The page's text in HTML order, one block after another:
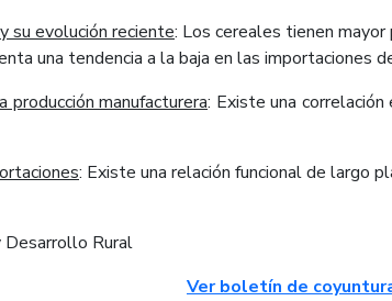
su evolución reciente: Los cereales tienen
una tendencia a la baja en las importaciones
producción manufacturera: Existe una
: Existe una relación funcional de largo
Desarrollo Rural
Ver boletín de